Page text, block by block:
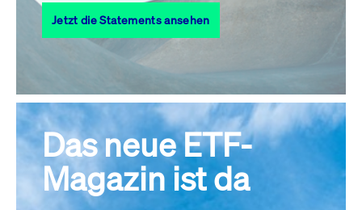
31
Alle Events
Jetzt die Statements ansehen
Das neue ETF-
Magazin ist da